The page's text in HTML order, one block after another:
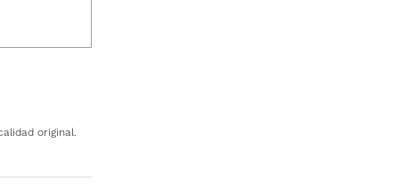
original.